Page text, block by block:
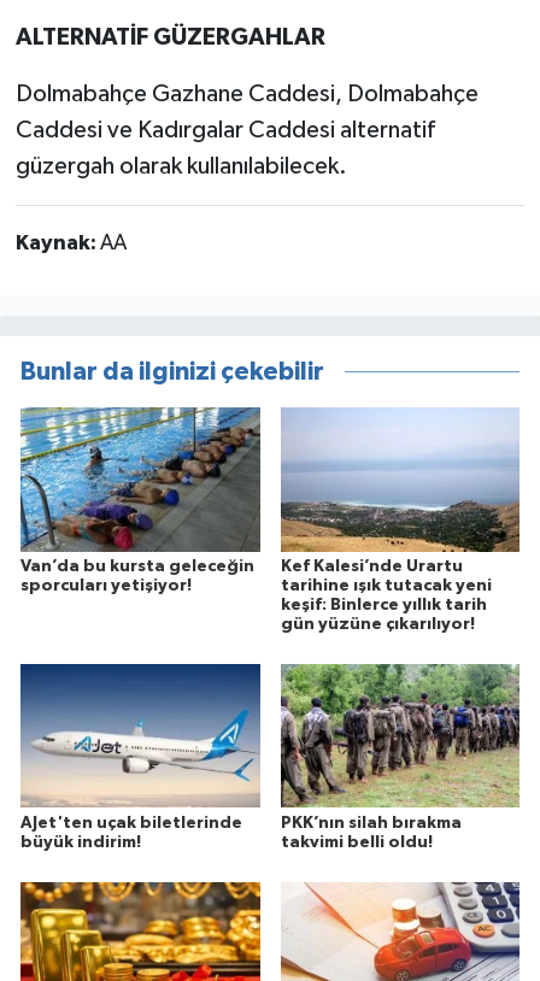
ALTERNATİF GÜZERGAHLAR
Dolmabahçe Gazhane Caddesi, Dolmabahçe
Caddesi ve Kadırgalar Caddesi alternatif
güzergah olarak kullanılabilecek.
Kaynak: AA
Bunlar da ilginizi çekebilir
Van’da bu kursta geleceğin
sporcuları yetişiyor!
Kef Kalesi’nde Urartu
tarihine ışık tutacak yeni
keşif: Binlerce yıllık tarih
gün yüzüne çıkarılıyor!
AJet'ten uçak biletlerinde
büyük indirim!
PKK’nın silah bırakma
takvimi belli oldu!